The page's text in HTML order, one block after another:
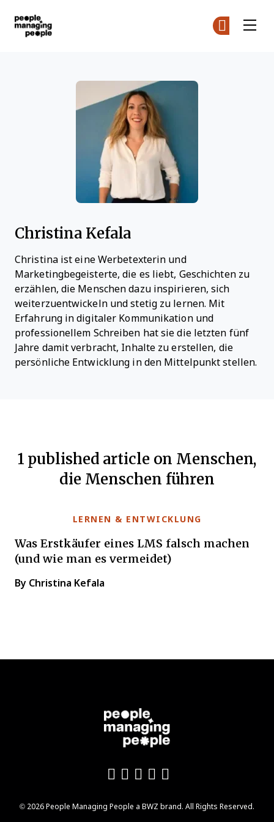
Christina Kefala
Christina ist eine Werbetexterin und
Marketingbegeisterte, die es liebt, Geschichten zu
erzählen, die Menschen dazu inspirieren, sich
weiterzuentwickeln und stetig zu lernen. Mit
Erfahrung in digitaler Kommunikation und
professionellem Schreiben hat sie die letzten fünf
Jahre damit verbracht, Inhalte zu erstellen, die
persönliche Entwicklung in den Mittelpunkt stellen.
1 published article on Menschen,
die Menschen führen
LERNEN & ENTWICKLUNG
Was Erstkäufer eines LMS falsch machen
(und wie man es vermeidet)
By Christina Kefala
Like us on Facebook
Follow us on Twitter
Follow us on
Add us on
Follow us on
© 2026 People Managing People a BWZ Opens new window
brand. All Rights Reserved.